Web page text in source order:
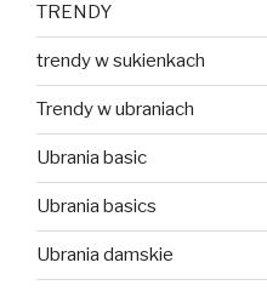
TRENDY
trendy w sukienkach
Trendy w ubraniach
Ubrania basic
Ubrania basics
Ubrania damskie